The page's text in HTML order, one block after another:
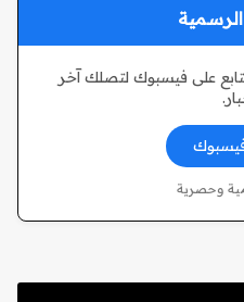
إلى أكثر من 50,000 متابع على فيسبوك لتصلك آخر
وحصرية